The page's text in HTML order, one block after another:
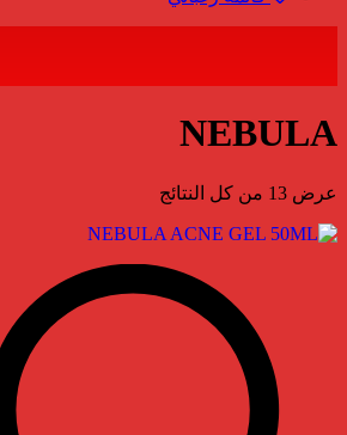
NEBULA
عرض ⁦13⁩ من كل النتائج